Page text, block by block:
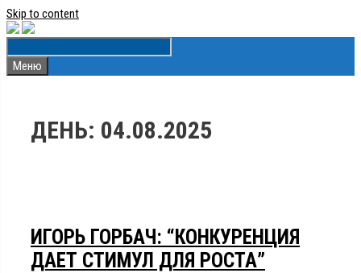
Skip to content
Меню
ДЕНЬ: 04.08.2025
ИГОРЬ ГОРБАЧ: “КОНКУРЕНЦИЯ
ДАЕТ СТИМУЛ ДЛЯ РОСТА”